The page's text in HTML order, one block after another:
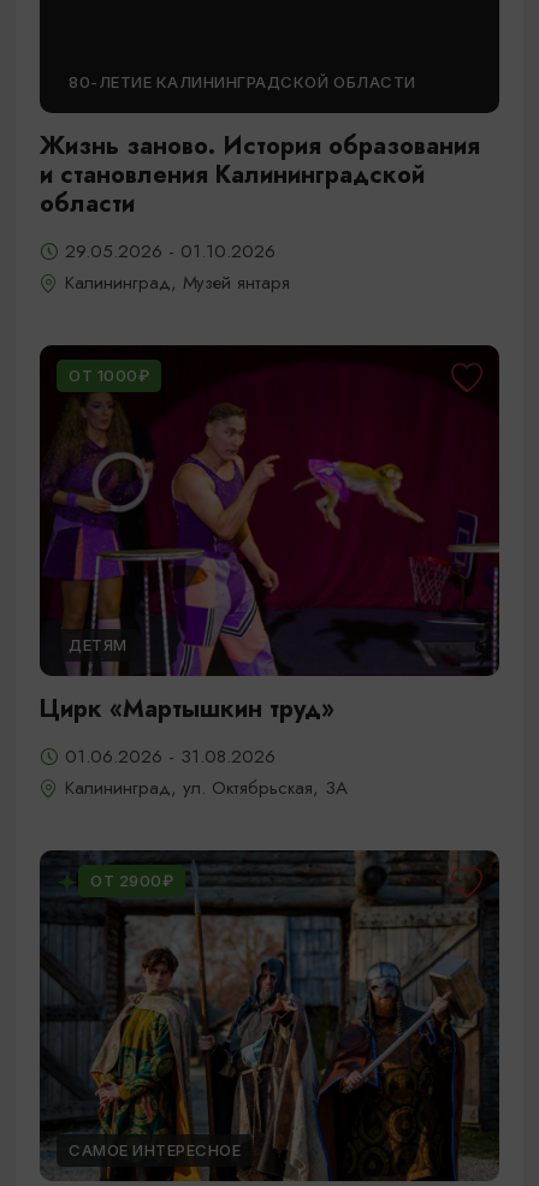
80-ЛЕТИЕ КАЛИНИНГРАДСКОЙ ОБЛАСТИ
Жизнь заново. История образования
и становления Калининградской
области
29.05.2026 - 01.10.2026
Калининград, Музей янтаря
ОТ 1000₽
ДЕТЯМ
Цирк «Мартышкин труд»
01.06.2026 - 31.08.2026
Калининград, ул. Октябрьская, 3А
ОТ 2900₽
САМОЕ ИНТЕРЕСНОЕ